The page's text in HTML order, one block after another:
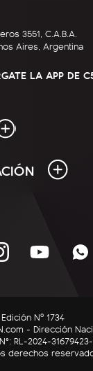
3551, C.A.B.A.
Aires, Argentina
LA APP DE
Edición Nº 1734
- Dirección
RL-2024-
derechos